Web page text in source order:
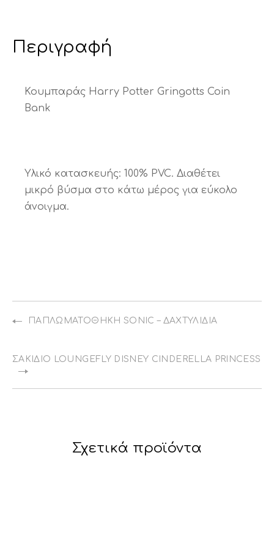
Περιγραφή
Κουμπαράς Harry Potter Gringotts Coin
Bank
Υλικό κατασκευής: 100% PVC. Διαθέτει
μικρό βύσμα στο κάτω μέρος για εύκολο
άνοιγμα.
ΠΑΠΛΩΜΑΤΟΘΉΚΗ SONIC – ΔΑΧΤΥΛΊΔΙΑ
ΣΑΚΊΔΙΟ LOUNGEFLY DISNEY CINDERELLA PRINCESS
Σχετικά προϊόντα